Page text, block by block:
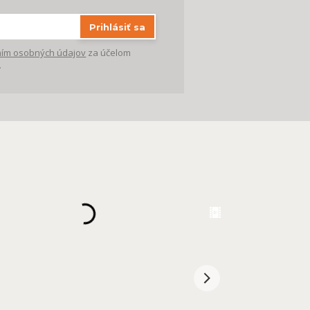
Prihlásiť sa
osobných údajov za účelom